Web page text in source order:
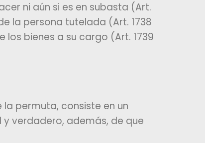
ni aún si es en subasta (Art.
la persona tutelada (Art. 1738
bienes a su cargo (Art. 1739
permuta, consiste en un
verdadero, además, de que